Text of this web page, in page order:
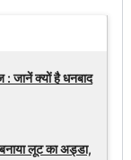
: जानें क्यों है धनबाद
लूट का अड्डा,